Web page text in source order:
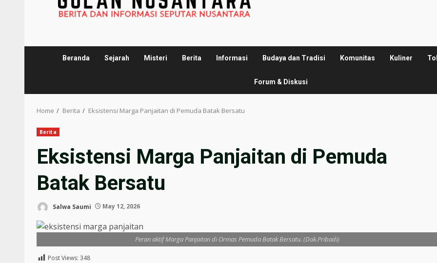
Beranda Sejarah Misteri Berita Informasi Budaya dan Tradisi Komunitas Kuliner
Forum & Diskusi
Home Berita Eksistensi Marga Panjaitan di Pemuda Batak Bersatu
Berita
Eksistensi Marga Panjaitan di Pemuda
Batak Bersatu
Salwa Saumi May 12, 2026
Peran aktif Marga Panjaitan di Ormas Pemuda Batak Bersatu. (Dok.Pribadi)
Post Views: 348